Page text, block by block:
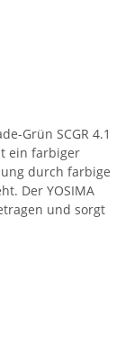
Grün SCGR 4.1
ein farbiger
durch farbige
Der YOSIMA
und sorgt